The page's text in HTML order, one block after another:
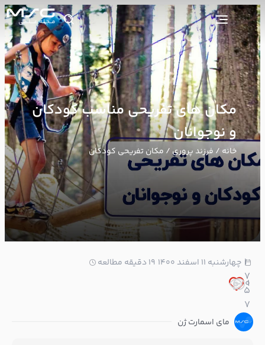
مکان های تفریحی مناسب کودکان
و نوجوانان
خانه / فرزند پروری / مکان تفریحی کودکان
چهارشنبه ۱۱ اسفند ۱۴۰۰ 19 دقیقه مطالعه
01
1
7
5
7
مای اسمارت ژن